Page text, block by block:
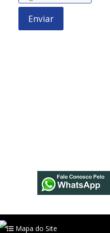
Enviar
Mapa do Site